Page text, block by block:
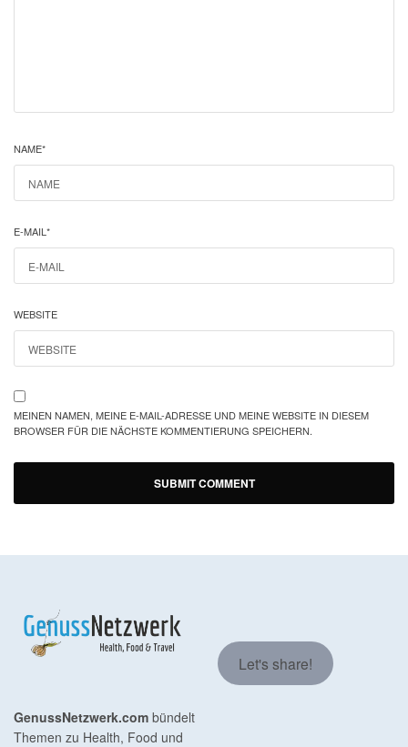
NAME*
E-MAIL *
WEBSITE
MEINEN NAMEN, MEINE E-MAIL-ADRESSE UND MEINE WEBSITE IN DIESEM
BROWSER FÜR DIE NÄCHSTE KOMMENTIERUNG SPEICHERN.
GenussNetzwerk.com bündelt
Themen zu Health, Food und
Let's share!